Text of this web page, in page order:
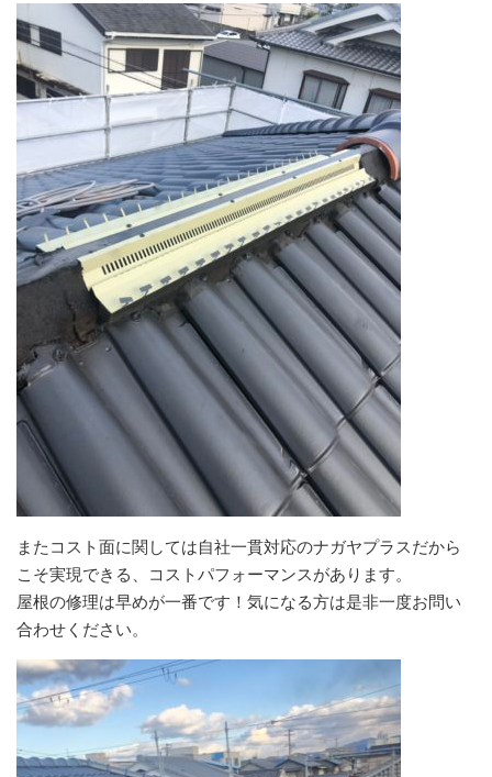
またコスト面に関しては自社一貫対応のナガヤプラスだから
こそ実現できる、コストパフォーマンスがあります。
屋根の修理は早めが一番です！気になる方は是非一度お問い
合わせください。